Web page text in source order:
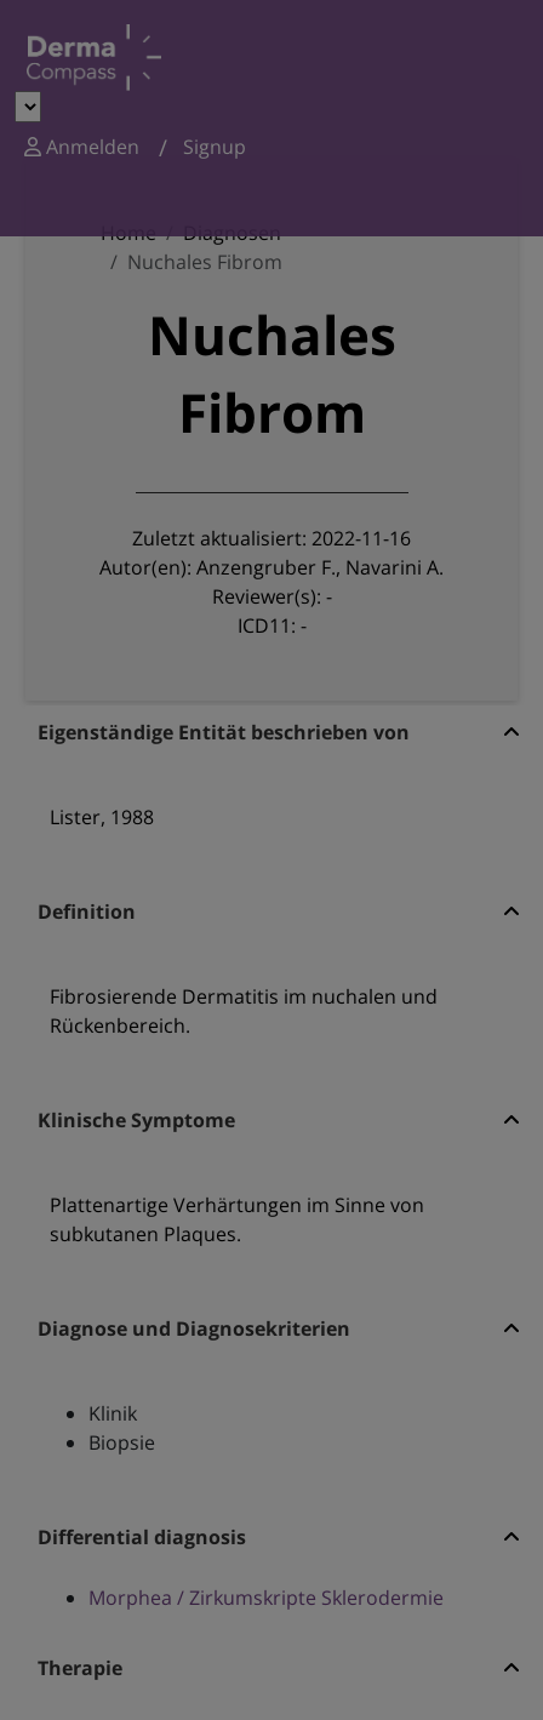
Anmelden Signup
Home
Diagnosen
Nuchales Fibrom
Nuchales
Fibrom
Zuletzt aktualisiert: 2022-11-16
Autor(en): Anzengruber F., Navarini A.
Reviewer(s): -
ICD11: -
Eigenständige Entität beschrieben von
Lister, 1988
Definition
Fibrosierende Dermatitis im nuchalen und
Rückenbereich.
Klinische Symptome
Plattenartige Verhärtungen im Sinne von
subkutanen Plaques.
Diagnose und Diagnosekriterien
Klinik
Biopsie
Differential diagnosis
Morphea / Zirkumskripte Sklerodermie
Therapie